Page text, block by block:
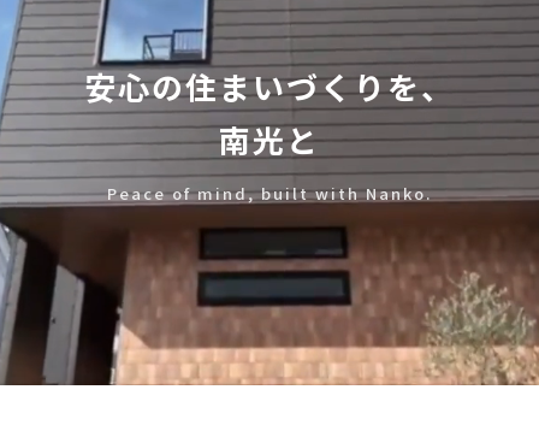
安心の住まいづくりを、
南光と
Peace of mind, built with Nanko.